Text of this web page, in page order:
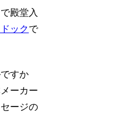
殿堂入
ックで
すか
ーカー
ージの